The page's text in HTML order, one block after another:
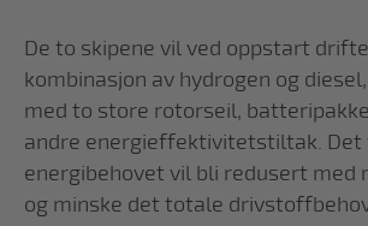
De to skipene vil ved oppstart
kombinasjon av hydrogen og
med to store rotorseil,
andre energieffektivitetstiltak.
energibehovet vil bli redusert med
og minske det totale